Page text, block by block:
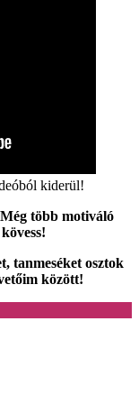
kiderül!
Még több motiváló
tanmeséket osztok
között!